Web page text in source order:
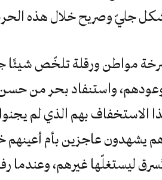
جليّ وصريح خلال هذه
مواطن ورقلة تلخّص شيئًا
واستنفاد بحر من حسن
الاستخفاف بهم الذي لم
يشهدون عاجزين بأم أعينهم
ليستغلّها غيرهم، وعندما